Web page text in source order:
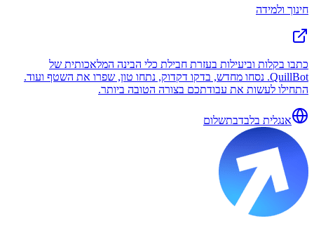
חינוך ולמידה
כתבו בקלות וביעילות בעזרת חבילת כלי הבינה המלאכותית של
QuillBot. נסחו מחדש, בדקו דקדוק, נתחו טון, שפרו את השטף ועוד.
התחילו לעשות את עבודתכם בצורה הטובה ביותר.
אנגלית בלבדבתשלום